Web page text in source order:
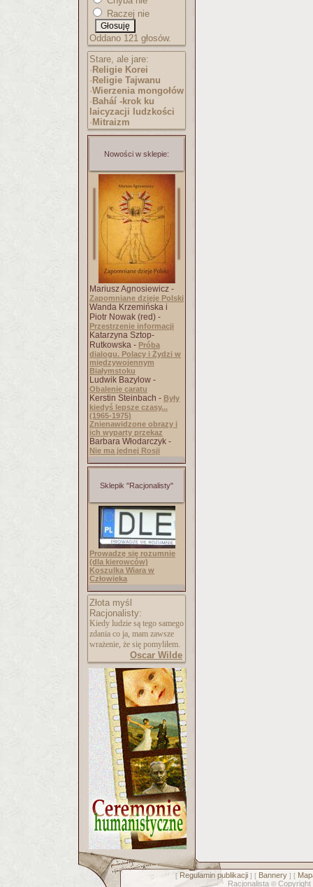
Raczej nie
Oddano 121 głosów.
Stare, ale jare:
· Religie Korei
· Religie Tajwanu
·Wierzenia mongołów
· Baháí -krok ku
laicyzacji ludzkości
· Mitraizm
Nowości w sklepie:
Mariusz Agnosiewicz -
Zapomniane dzieje Polski
Wanda Krzemińska i
Piotr Nowak (red) -
Przestrzenie informacji
Katarzyna Sztop-
Rutkowska - Próba
dialogu. Polacy i Żydzi w
międzywojennym
Białymstoku
Ludwik Bazylow -
Obalenie caratu
Kerstin Steinbach - Były
kiedyś lepsze czasy...
(1965-1975)
Znienawidzone obrazy i
ich wyparty przekaz
Barbara Włodarczyk -
Nie ma jednej Rosji
Sklepik "Racjonalisty"
Prowadzę się rozumnie
(dla kierowców)
Koszulka Wiara w
Człowieka
Złota myśl
Racjonalisty:
Kiedy ludzie są tego samego
zdania co ja, mam zawsze
wrażenie, że się pomyliłem.
Oscar Wilde
[ Regulamin publikacji] [ Bannery] [
Racjonalista © Copyright